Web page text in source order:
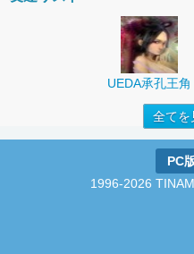
UEDA承孔王角
全てを
PC
1996-2026